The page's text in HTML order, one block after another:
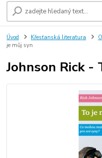
Úvod Křesťanská literatura
je můj syn
Johnson Rick -